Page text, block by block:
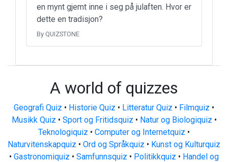
en mynt gjemt inne i seg på julaften. Hvor er
dette en tradisjon?
By QUIZSTONE
A world of quizzes
Geografi Quiz • Historie Quiz • Litteratur Quiz • Filmquiz •
Musikk Quiz • Sport og Fritidsquiz • Natur og Biologiquiz •
Teknologiquiz • Computer og Internetquiz •
Naturvitenskapquiz • Ord og Språkquiz • Kunst og Kulturquiz
• Gastronomiquiz • Samfunnsquiz • Politikkquiz • Handel og